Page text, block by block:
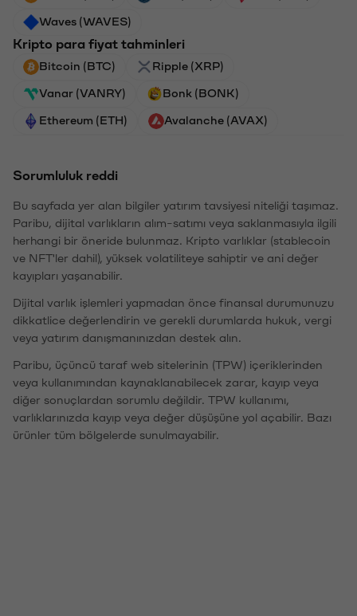
Waves (WAVES)
Kripto para fiyat tahminleri
Bitcoin (BTC) Ripple (XRP)
Vanar (VANRY) Bonk (BONK)
Ethereum (ETH) Avalanche (AVAX)
Sorumluluk reddi
Bu sayfada yer alan bilgiler yatırım tavsiyesi niteliği taşımaz.
Paribu, dijital varlıkların alım-satımı veya saklanmasıyla ilgili
herhangi bir öneride bulunmaz. Kripto varlıklar (stablecoin
ve NFT'ler dahil), yüksek volatiliteye sahiptir ve ani değer
kayıpları yaşanabilir.
Dijital varlık işlemleri yapmadan önce finansal durumunuzu
dikkatlice değerlendirin ve gerekli durumlarda hukuk, vergi
veya yatırım danışmanınızdan destek alın.
Paribu, üçüncü taraf web sitelerinin (TPW) içeriklerinden
veya kullanımından kaynaklanabilecek zarar, kayıp veya
diğer sonuçlardan sorumlu değildir. TPW kullanımı,
varlıklarınızda kayıp veya değer düşüşüne yol açabilir. Bazı
ürünler tüm bölgelerde sunulmayabilir.